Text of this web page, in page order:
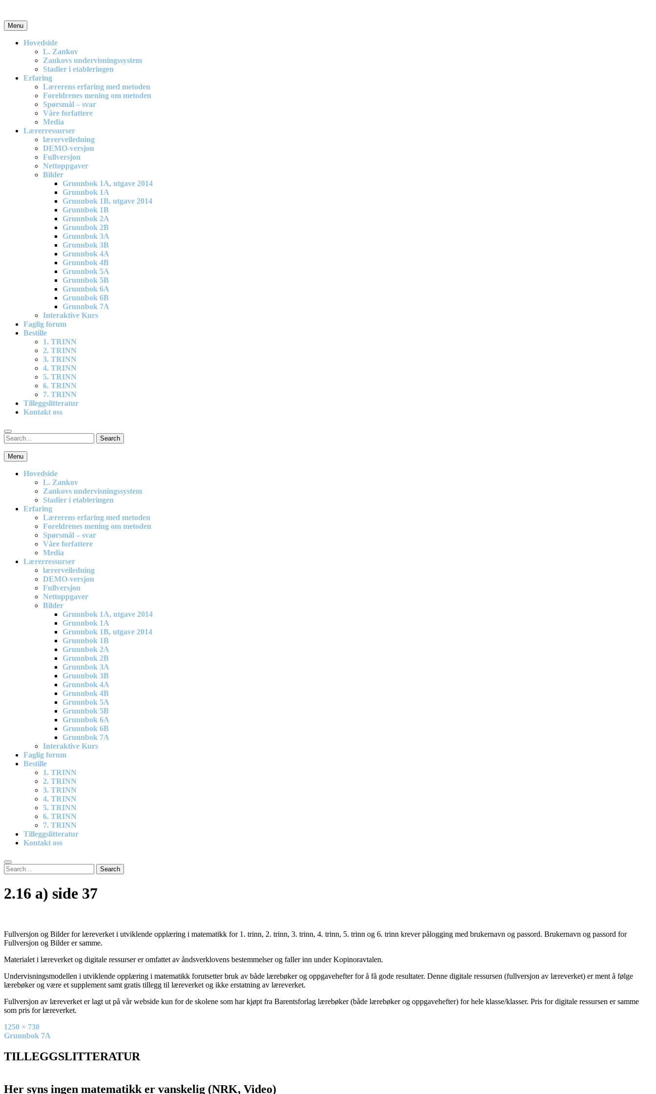
content
En effektiv og spennende modell for matematikkundervisning i barneskolen
Menu
Hovedside
L. Zankov
Zankovs undervisningssystem
Stadier i etableringen
Erfaring
Lærerens erfaring med metoden
Foreldrenes mening om metoden
Spørsmål – svar
Våre forfattere
Media
Lærerressurser
lærerveiledning
DEMO-versjon
Fullversjon
Nettoppgaver
Bilder
Grunnbok 1A, utgave 2014
Grunnbok 1A
Grunnbok 1B, utgave 2014
Grunnbok 1B
Grunnbok 2A
Grunnbok 2B
Grunnbok 3A
Grunnbok 3B
Grunnbok 4A
Grunnbok 4B
Grunnbok 5A
Grunnbok 5B
Grunnbok 6A
Grunnbok 6B
Grunnbok 7A
Interaktive Kurs
Faglig forum
Bestille
1. TRINN
2. TRINN
3. TRINN
4. TRINN
5. TRINN
6. TRINN
7. TRINN
Tilleggslitteratur
Kontakt oss
Search
for:
Search
En effektiv og spennende modell for matematikkundervisning i barneskolen
Menu
Hovedside
L. Zankov
Zankovs undervisningssystem
Stadier i etableringen
Erfaring
Lærerens erfaring med metoden
Foreldrenes mening om metoden
Spørsmål – svar
Våre forfattere
Media
Lærerressurser
lærerveiledning
DEMO-versjon
Fullversjon
Nettoppgaver
Bilder
Grunnbok 1A, utgave 2014
Grunnbok 1A
Grunnbok 1B, utgave 2014
Grunnbok 1B
Grunnbok 2A
Grunnbok 2B
Grunnbok 3A
Grunnbok 3B
Grunnbok 4A
Grunnbok 4B
Grunnbok 5A
Grunnbok 5B
Grunnbok 6A
Grunnbok 6B
Grunnbok 7A
Interaktive Kurs
Faglig forum
Bestille
1. TRINN
2. TRINN
3. TRINN
4. TRINN
5. TRINN
6. TRINN
7. TRINN
Tilleggslitteratur
Kontakt oss
Search
for:
Search
2.16 a) side 37
Fullversjon og Bilder for læreverket i utviklende opplæring i matematikk for 1. trinn, 2. trinn, 3. trinn, 4. trinn, 5. trinn og 6. trinn krever pålogging med brukernavn og passord. Brukernavn og passord for
Fullversjon og Bilder er samme.
Materialet i læreverket og digitale ressurser er omfattet av åndsverklovens bestemmelser og faller inn under Kopinoravtalen.
Undervisningsmodellen i utviklende opplæring i matematikk forutsetter bruk av både lærebøker og oppgavehefter for å få gode resultater. Denne digitale ressursen (fullversjon av læreverket) er ment å følge
lærebøker og være et supplement samt gratis tillegg til læreverket og ikke erstatning av læreverket.
Fullversjon av læreverket er lagt ut på vår webside kun for de skolene som har kjøpt fra Barentsforlag lærebøker (både lærebøker og oppgavehefter) for hele klasse/klasser. Pris for digitale ressursen er samme
som pris for læreverket.
Full
size
1250 × 730
Innleggsnavigasjon
Grunnbok 7A
TILLEGGSLITTERATUR
Her syns ingen matematikk er vanskelig (NRK, Video)